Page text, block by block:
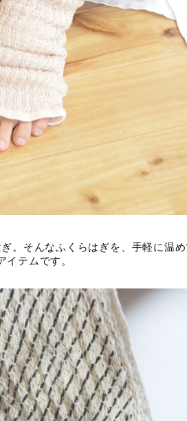
。そんなふくらはぎを、手軽に温
イテムです。